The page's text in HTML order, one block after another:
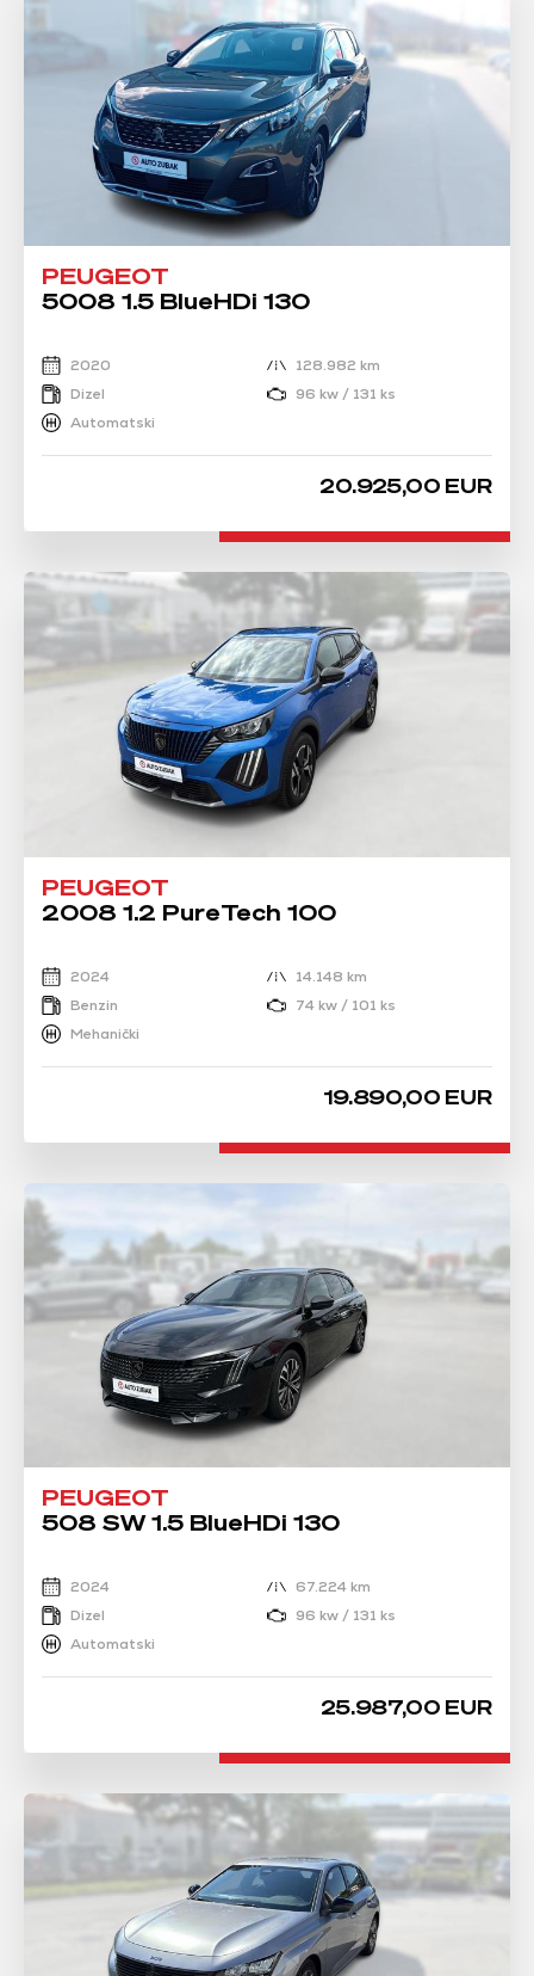
PEUGEOT
5008 1.5 BlueHDi 130
2020
128.982 km
Dizel
96 kw / 131 ks
Automatski
20.925,00 EUR
PEUGEOT
2008 1.2 PureTech 100
2024
14.148 km
Benzin
74 kw / 101 ks
Mehanički
19.890,00 EUR
PEUGEOT
508 SW 1.5 BlueHDi 130
2024
67.224 km
Dizel
96 kw / 131 ks
Automatski
25.987,00 EUR